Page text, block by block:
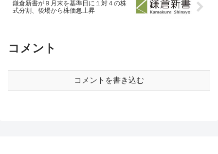
鎌倉新書が９月末を基準日に１対４の株
式分割、後場から株価急上昇
コメント
コメントを書き込む